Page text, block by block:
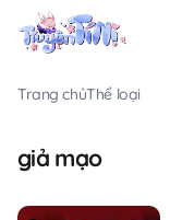
Trang chủThể loại
giả mạo